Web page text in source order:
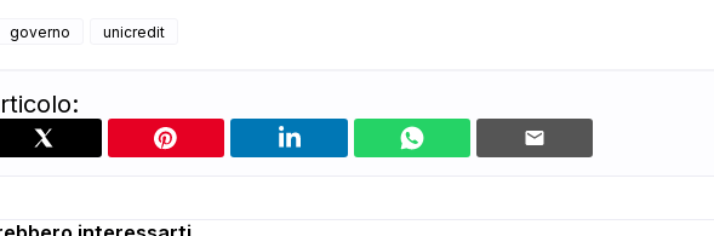
governo unicredit